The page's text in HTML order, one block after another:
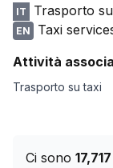
IT Trasporto
EN
Taxi
Attività
Trasporto su taxi
Ci sono 17,717